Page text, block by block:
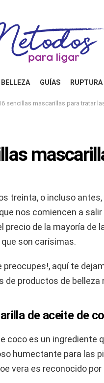
BELLEZA GUÍAS RUPTURA
sencillas mascarillas para tratar las
treinta, o incluso
nos comiencen a
precio de la mayoría de
son carísimas.
preocupes!, aquí te
de productos de belleza
de aceite de
coco es un ingrediente
humectante para las
vera es reconocido